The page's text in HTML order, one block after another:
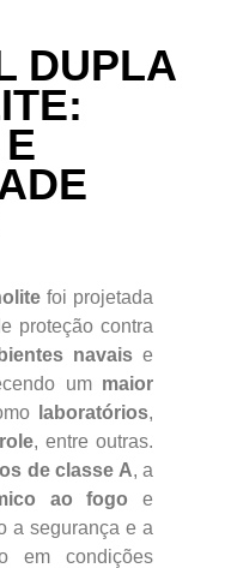
DUPLA
foi projetada
proteção contra
navais e
um maior
laboratórios,
, entre outras.
de classe A, a
ao fogo e
a segurança e a
em condições